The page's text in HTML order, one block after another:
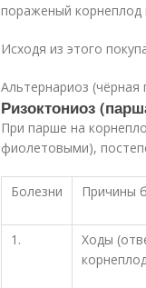
пораженый
Исходя из этого
Альтернариоз (чёрная
Ризоктониоз
При парше на
фиолетовыми),
Болезни Причины
1.
Ходы